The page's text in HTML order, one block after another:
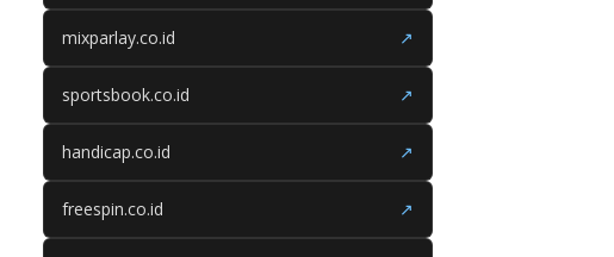
mixparlay.co.id ↗
sportsbook.co.id ↗
handicap.co.id ↗
freespin.co.id ↗